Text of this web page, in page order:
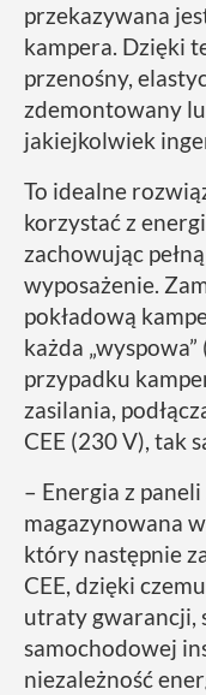
przekazywana
kampera. Dzięki
przenośny,
zdemontowany
jakiejkolwiek
To idealne
korzystać z
zachowując
wyposażenie.
pokładową
każda
przypadku
zasilania,
CEE (230 V), tak
– Energia z
magazynowana
który następnie
CEE, dzięki
utraty gwarancji,
samochodowej
niezależność